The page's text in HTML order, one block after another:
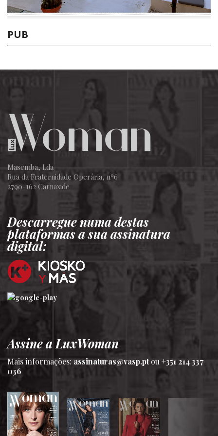
PUB
Masemba, Lda
Rua da Fraternidade Operária, nº6
2790-162 Carnaxide
Descarregue numa destas
plataformas a sua assinatura
digital:
Assine a LuxWoman
Mais informações:assinaturas@vasp.ptou +351 214 337
036